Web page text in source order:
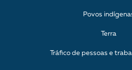
Povos
Terra
Tráfico de pessoas e